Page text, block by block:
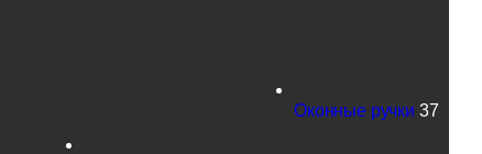
Оконные ручки 37